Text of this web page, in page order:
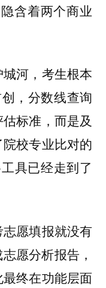
含着两个商业
河，考生根本
，分数线查询
标准，而是及
校专业比对的
具已经走到了
愿填报就没有
愿分析报告，
终在功能层面